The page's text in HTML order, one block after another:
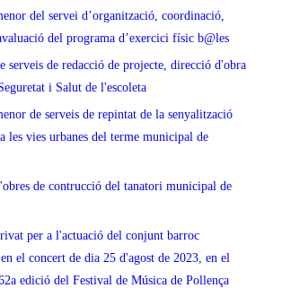
del servei d’organització, coordinació,
del programa d’exercici físic b@les
serveis de redacció de projecte, direcció d'obra
i Salut de l'escoleta
de serveis de repintat de la senyalització
les vies urbanes del terme municipal de
de contrucció del tanatori municipal de
per a l'actuació del conjunt barroc
el concert de dia 25 d'agost de 2023, en el
edició del Festival de Música de Pollença